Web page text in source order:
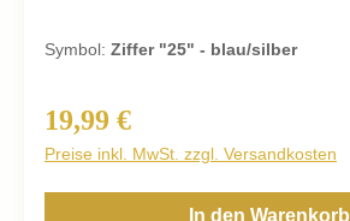
Symbol: Ziffer "25" - blau/silber
Regulärer Preis:
19,99 €
Preise inkl. MwSt. zzgl. Versandkosten
In den Warenkorb